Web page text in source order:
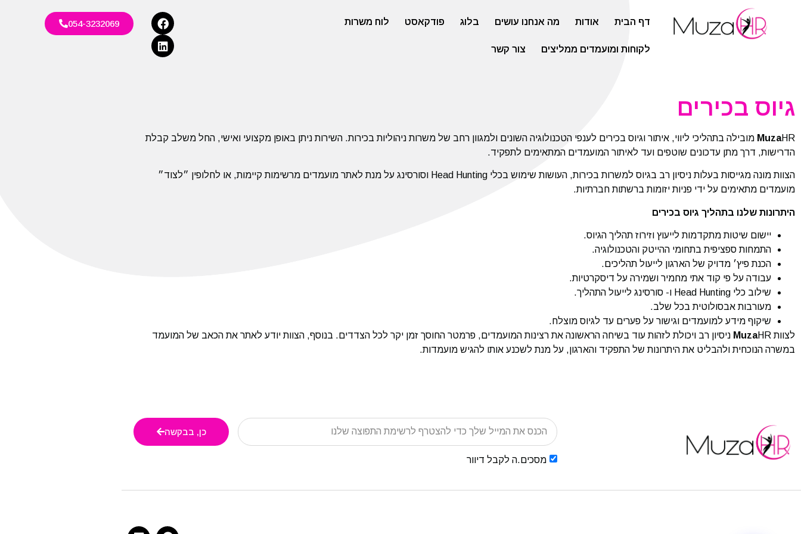
דף הבית אודות מה אנחנו עושים בלוג פודקאסט לוח משרות
לקוחות ומועמדים ממליצים צור קשר
054-3232069
גיוס בכירים
Muza HR מובילה בתהליכי ליווי, איתור וגיוס בכירים לענפי הטכנולוגיה השונים ולמגוון רחב של משרות ניהוליות בכירות. השירות ניתן באופן מקצועי ואישי, החל משלב קבלת
הדרישות, דרך מתן עדכונים שוטפים ועד לאיתור המועמדים המתאימים לתפקיד.
הצוות מונה מגייסות בעלות ניסיון רב בגיוס למשרות בכירות, העושות שימוש בכלי Head Hunting וסורסינג על מנת לאתר מועמדים מרשימות קיימות, או לחלופין ״לצוד״
מועמדים מתאימים על ידי פניות יזומות ברשתות חברתיות.
היתרונות שלנו בתהליך גיוס בכירים
יישום שיטות מתקדמות לייעוץ וזירוז תהליך הגיוס.
התמחות ספציפית בתחומי ההייטק והטכנולוגיה.
הכנת פיץ׳ מדויק של הארגון לייעול תהליכים.
עבודה על פי קוד אתי מחמיר ושמירה על דיסקרטיות.
שילוב כלי Head Hunting ו- סורסינג לייעול התהליך.
מעורבות אבסולוטית בכל שלב.
שיקוף מידע למועמדים וגישור על פערים עד לגיוס מוצלח.
לצוות
Muza HR ניסיון רב ויכולת לזהות עוד בשיחה הראשונה את רצינות המועמדים, פרמטר החוסך זמן יקר לכל הצדדים. בנוסף, הצוות יודע לאתר את הכאב של המועמד
במשרה הנוכחית ולהבליט את היתרונות של התפקיד והארגון, על מנת לשכנע אותו להגיש מועמדות.
מסכים.ה לקבל דיוור
כן, בבקשה